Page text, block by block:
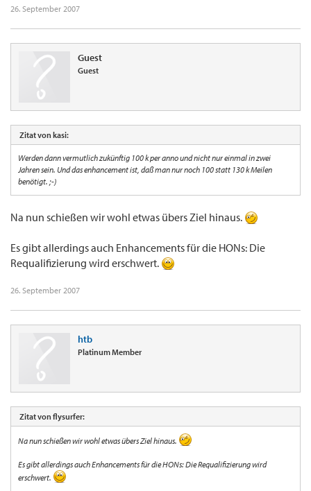
26. September 2007
Guest
Guest
Zitat von kasi:
Werden dann vermutlich zukünftig 100 k per anno und nicht nur einmal in zwei
Jahren sein. Und das enhancement ist, daß man nur noch 100 statt 130 k Meilen
benötigt. ;-)
Na nun schießen wir wohl etwas übers Ziel hinaus.
Es gibt allerdings auch Enhancements für die HONs: Die
Requalifizierung wird erschwert.
26. September 2007
htb
Platinum Member
Zitat von flysurfer:
Na nun schießen wir wohl etwas übers Ziel hinaus.
Es gibt allerdings auch Enhancements für die HONs: Die Requalifizierung wird
erschwert.